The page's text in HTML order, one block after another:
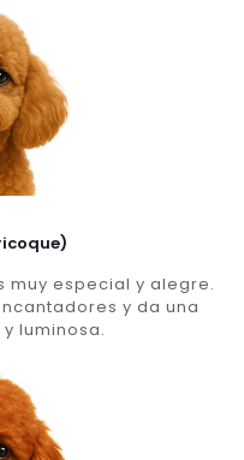
muy especial y alegre.
y da una
luminosa.